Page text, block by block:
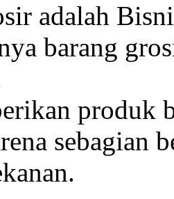
adalah
barang
produk
sebagian